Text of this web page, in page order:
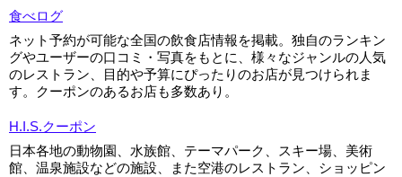
食べログ
ネット予約が可能な全国の飲食店情報を掲載。独自のランキン
グやユーザーの口コミ・写真をもとに、様々なジャンルの人気
のレストラン、目的や予算にぴったりのお店が見つけられま
す。クーポンのあるお店も多数あり。
H.I.S.クーポン
日本各地の動物園、水族館、テーマパーク、スキー場、美術
館、温泉施設などの施設、また空港のレストラン、ショッピン